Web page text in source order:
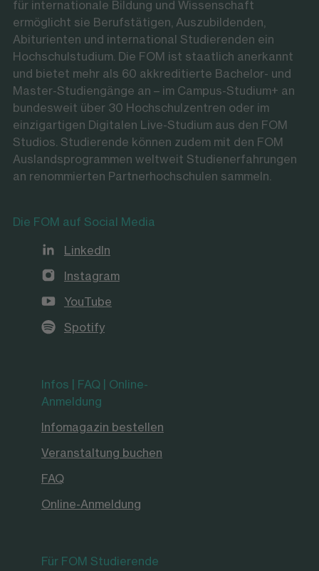
für internationale Bildung und Wissenschaft
ermöglicht sie Berufstätigen, Auszubildenden,
Abiturienten und international Studierenden ein
Hochschulstudium. Die FOM ist staatlich anerkannt
und bietet mehr als 60 akkreditierte Bachelor- und
Master-Studiengänge an – im Campus-Studium+ an
bundesweit über 30 Hochschulzentren oder im
einzigartigen Digitalen Live-Studium aus den FOM
Studios. Studierende können zudem mit den FOM
Auslandsprogrammen weltweit Studienerfahrungen
an renommierten Partnerhochschulen sammeln.
Die FOM auf Social Media
LinkedIn
Instagram
YouTube
Spotify
Infos | FAQ | Online-
Anmeldung
Infomagazin bestellen
Veranstaltung buchen
FAQ
Online-Anmeldung
Für FOM Studierende